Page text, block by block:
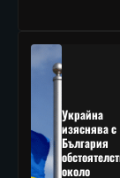
Украйна
изяснява с
България
около